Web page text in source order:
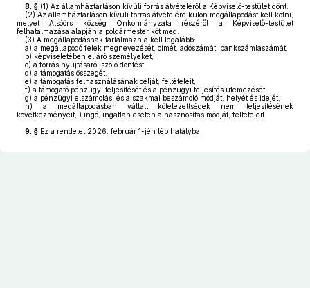
8. § (1) Az államháztartáson kívüli forrás átvételéről a Képviselő-testület dönt.
(2) Az államháztartáson kívüli forrás átvételére külön megállapodást kell kötni,
melyet Alsóörs község Önkormányzata részéről a Képviselő-testület
felhatalmazása alapján a polgármester köt meg.
(3) A megállapodásnak tartalmaznia kell legalább:
a) a megállapodó felek megnevezését, címét, adószámát, bankszámlaszámát,
b) képviseletében eljáró személyeket,
c) a forrás nyújtásáról szóló döntést,
d) a támogatás összegét,
e) a támogatás felhasználásának célját, feltételeit,
f) a támogató pénzügyi teljesítését és a pénzügyi teljesítés ütemezését,
g) a pénzügyi elszámolás, és a szakmai beszámoló módját, helyét és idejét,
h) a megállapodásban vállalt kötelezettségek nem teljesítésének
következményeit,i) ingó, ingatlan esetén a hasznosítás módját, feltételeit.
9. § Ez a rendelet 2026. február 1-jén lép hatályba.